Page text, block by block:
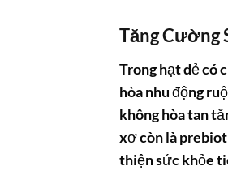
Tăng Cường
Trong hạt dẻ có
hòa nhu động
không hòa tan
xơ còn là
thiện sức khỏe